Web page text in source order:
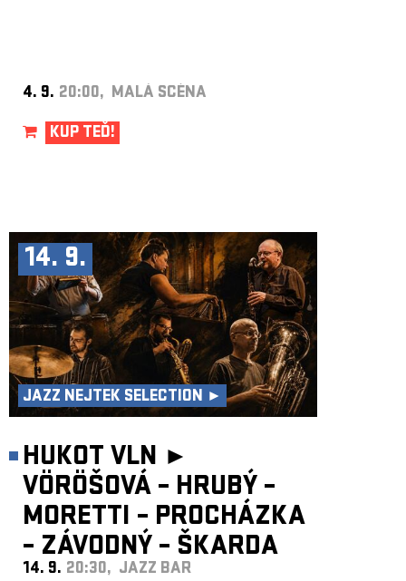
4. 9. 20:00, MALÁ SCÉNA
KUP TEĎ!
14. 9.
JAZZ NEJTEK SELECTION ►
HUKOT VLN ►
VÖRÖŠOVÁ – HRUBÝ –
MORETTI – PROCHÁZKA
– ZÁVODNÝ – ŠKARDA
14. 9. 20:30, JAZZ BAR